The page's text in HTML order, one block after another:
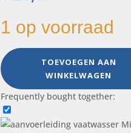
1 op voorraad
aanvoerleiding
vaatwasser
Miele
Nr.
09449540
TOEVOEGEN AAN
WINKELWAGEN
Frequently bought together: